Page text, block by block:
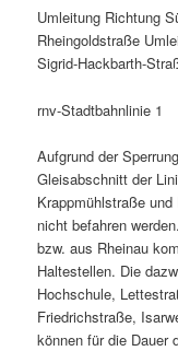
Umleitung Richtung
Rheingoldstraße
Sigrid-Hackbarth-
rnv-Stadtbahnlinie 1
Aufgrund der
Gleisabschnitt der
Krappmühlstraße
nicht befahren
bzw. aus Rheinau
Haltestellen. Die
Hochschule,
Friedrichstraße,
können für die Dauer